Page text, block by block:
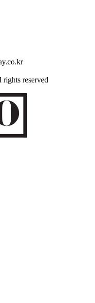
rights reserved